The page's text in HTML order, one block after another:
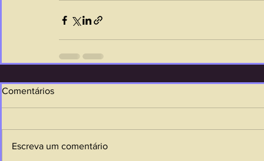
Comentários
Escreva um comentário